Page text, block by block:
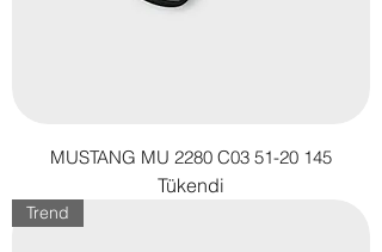
MUSTANG MU 2280 C03 51-20 145
Tükendi
Trend